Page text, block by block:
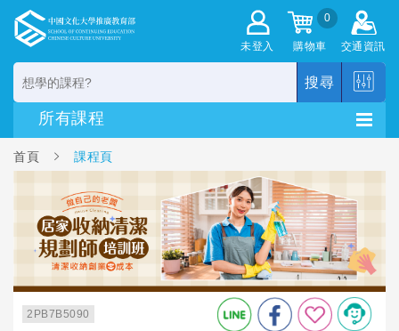
未登入
0
購物車 交通資訊
搜尋
首頁 課程頁
2PB7B5090